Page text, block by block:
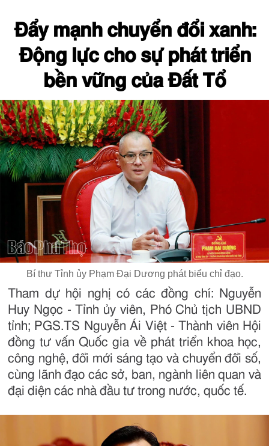
Đẩy mạnh chuyển đổi xanh:
Động lực cho sự phát triển
bền vững của Đất Tổ
Bí thư Tỉnh ủy Phạm Đại Dương phát biểu chỉ đạo.
Tham dự hội nghị có các đồng chí: Nguyễn
Huy Ngọc - Tỉnh ủy viên, Phó Chủ tịch UBND
tỉnh; PGS.TS Nguyễn Ái Việt - Thành viên Hội
đồng tư vấn Quốc gia về phát triển khoa học,
công nghệ, đổi mới sáng tạo và chuyển đổi số,
cùng lãnh đạo các sở, ban, ngành liên quan và
đại diện các nhà đầu tư trong nước, quốc tế.